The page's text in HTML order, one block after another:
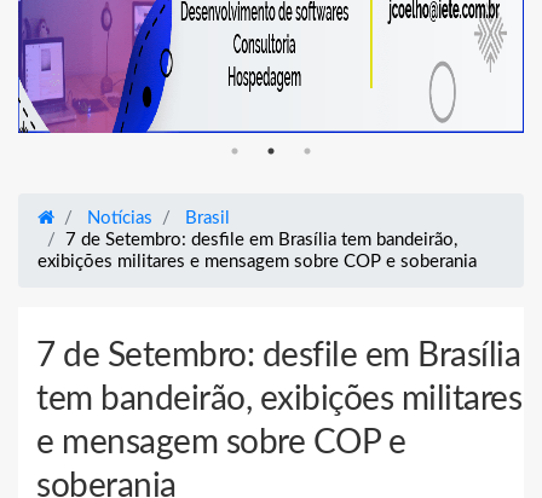
Notícias
Brasil
7 de Setembro: desfile em Brasília tem bandeirão,
exibições militares e mensagem sobre COP e soberania
7 de Setembro: desfile em Brasília
tem bandeirão, exibições militares
e mensagem sobre COP e
soberania